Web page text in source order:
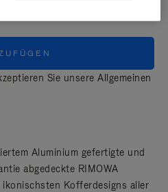
Sie unsere Allgemeinen
Aluminium gefertigte und
abgedeckte RIMOWA
Kofferdesigns aller